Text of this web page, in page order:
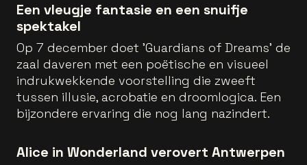
Een vleugje fantasie en een snuifje
spektakel
Op 7 december doet 'Guardians of Dreams' de
zaal daveren met een poëtische en visueel
indrukwekkende voorstelling die zweeft
tussen illusie, acrobatie en droomlogica. Een
bijzondere ervaring die nog lang nazindert.
Alice in Wonderland verovert Antwerpen